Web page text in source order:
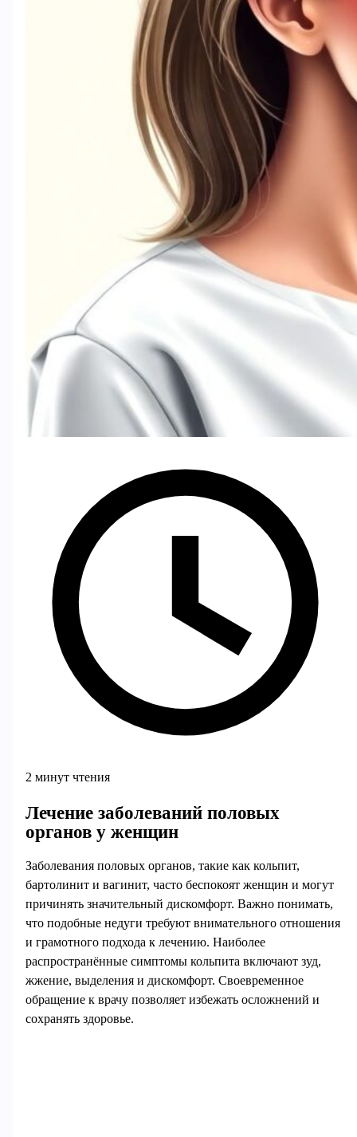
2 минут чтения
Лечение заболеваний половых
органов у женщин
Заболевания половых органов, такие как кольпит,
бартолинит и вагинит, часто беспокоят женщин и могут
причинять значительный дискомфорт. Важно понимать,
что подобные недуги требуют внимательного отношения
и грамотного подхода к лечению. Наиболее
распространённые симптомы кольпита включают зуд,
жжение, выделения и дискомфорт. Своевременное
обращение к врачу позволяет избежать осложнений и
сохранять здоровье.